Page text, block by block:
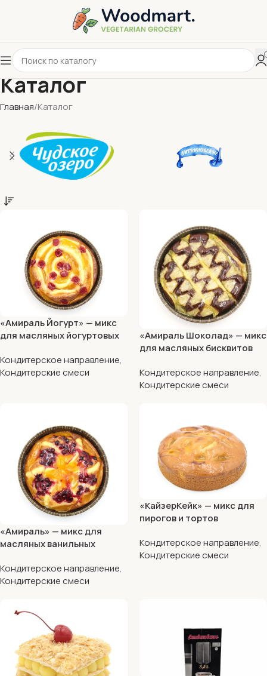
Каталог
Главная Каталог
«Амираль Йогурт» — микс
для масляных йогуртовых
Кондитерское направление,
Кондитерские смеси
«Амираль Шоколад» — микс
для масляных бисквитов
Кондитерское направление,
Кондитерские смеси
«Амираль» — микс для
масляных ванильных
Кондитерское направление,
Кондитерские смеси
«КайзерКейк» — микс для
пирогов и тортов
Кондитерское направление,
Кондитерские смеси